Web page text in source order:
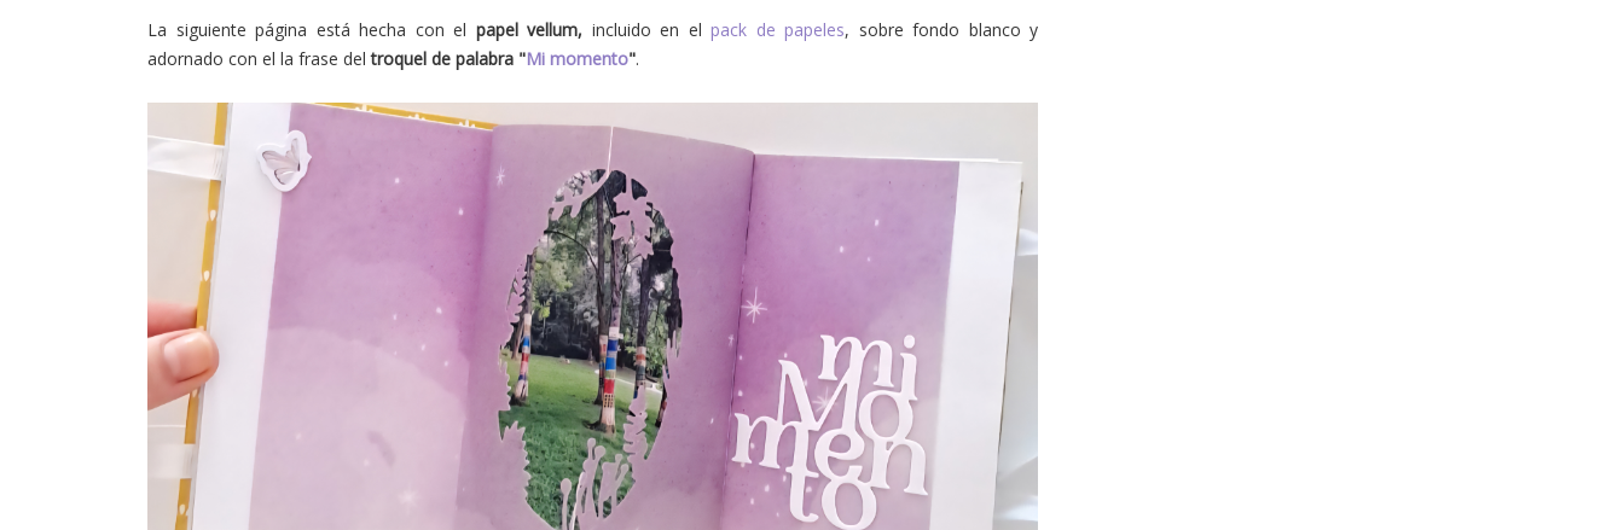
La siguiente página está hecha con el papel vellum, incluido en el pack de papeles, sobre fondo blanco y
adornado con el la frase deltroquel de palabra "Mi momento".